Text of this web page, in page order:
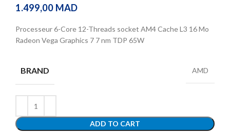
1.499,00 MAD
Processeur 6-Core 12-Threads socket AM4 Cache L3 16 Mo
Radeon Vega Graphics 7 7 nm TDP 65W
BRAND AMD
ADD TO CART